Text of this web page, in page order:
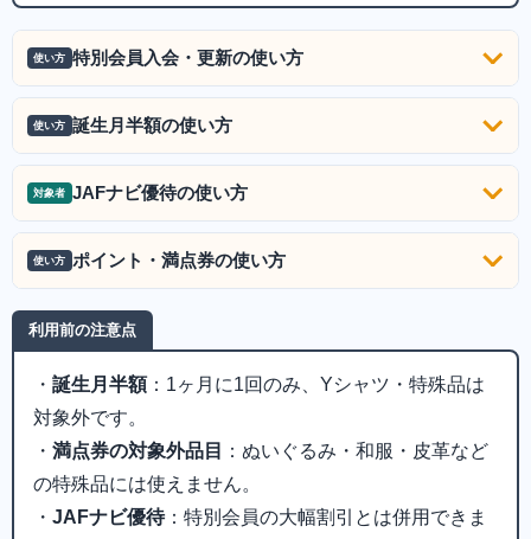
使い方 特別会員入会・更新の使い方
使い方 誕生月半額の使い方
対象者 JAFナビ優待の使い方
使い方 ポイント・満点券の使い方
利用前の注意点
・ 誕生月半額 ：1ヶ月に1回のみ、Yシャツ・特殊品は
対象外です。
・ 満点券の対象外品目
：ぬいぐるみ・和服・皮革など
の特殊品には使えません。
・ JAFナビ優待：特別会員の大幅割引とは併用できま